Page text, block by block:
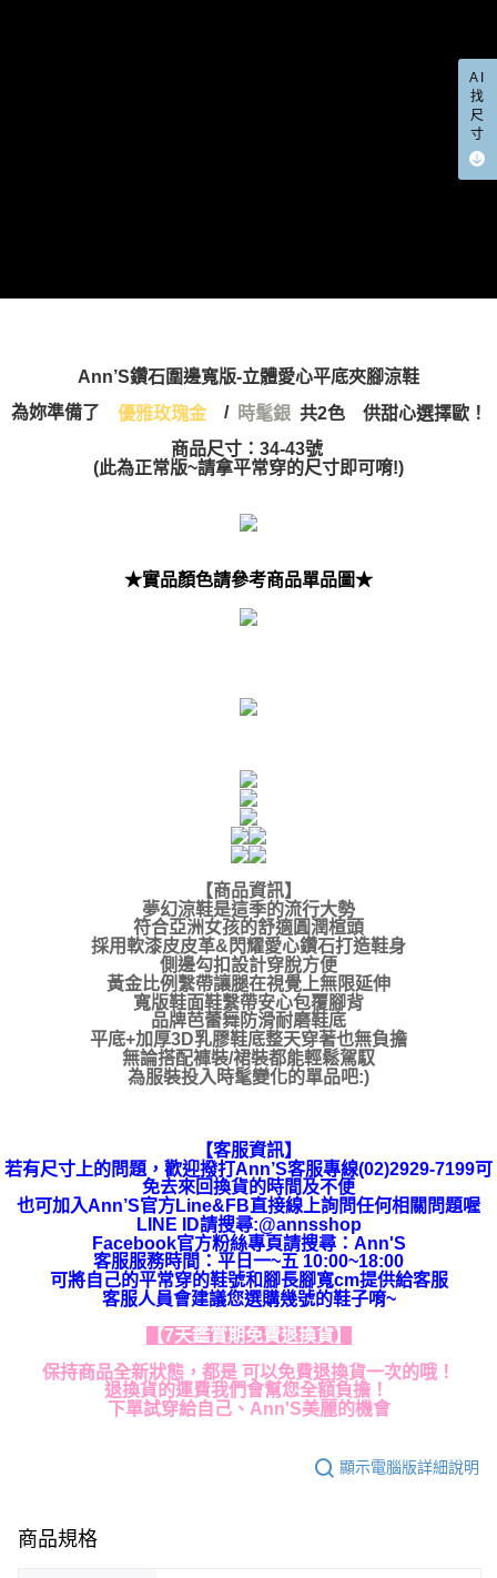
查看運費
查看運費
Ann’S鑽石圍邊寬版-立體愛心平底夾腳涼鞋
為妳準備了
優雅玫瑰金/ 時髦銀 共2色 供甜心選擇歐！
商品尺寸：34-43號
(此為正常版~請拿平常穿的尺寸即可唷!)
★實品顏色請參考商品單品圖★
【商品資訊】
夢幻涼鞋是這季的流行大勢
符合亞洲女孩的舒適圓潤楦頭
採用軟漆皮皮革&閃耀愛心鑽石打造鞋身
側邊勾扣設計穿脫方便
黃金比例繫帶讓腿在視覺上無限延伸
寬版鞋面鞋繫帶安心包覆腳背
品牌芭蕾舞防滑耐磨鞋底
平底+加厚3D乳膠鞋底整天穿著也無負擔
無論搭配褲裝/裙裝都能輕鬆駕馭
為服裝投入時髦變化的單品吧:)
【客服資訊】
若有尺寸上的問題，歡迎撥打Ann’S客服專線(02)2929-7199可
免去來回換貨的時間及不便
也可加入Ann’S官方Line&FB直接線上詢問任何相關問題喔
LINE ID請搜尋:@annsshop
Facebook官方粉絲專頁請搜尋：Ann'S
客服服務時間：平日一~五 10:00~18:00
可將自己的平常穿的鞋號和腳長腳寬cm提供給客服
客服人員會建議您選購幾號的鞋子唷~
【7天鑑賞期免費退換貨】
保持商品全新狀態，都是 可以免費退換貨一次的哦！
退換貨的運費我們會幫您全額負擔！
下單試穿給自己、Ann'S美麗的機會
顯示電腦版詳細說明
商品規格
AI
找
尺
寸